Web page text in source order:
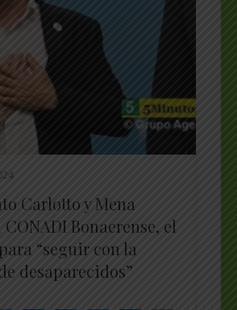
Carlotto y Mena
Bonaerense, el
“seguir con la
desaparecidos”